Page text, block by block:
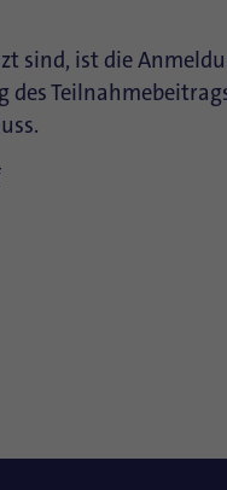
sind, ist die
des